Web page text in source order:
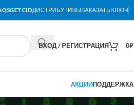
GET CIDДИСТРИБУТИВЫЗАКАЗАТЬ КЛЮЧ
ВХОД / РЕГИСТРАЦИЯ 0₽
АКЦИИПОДДЕРЖКА